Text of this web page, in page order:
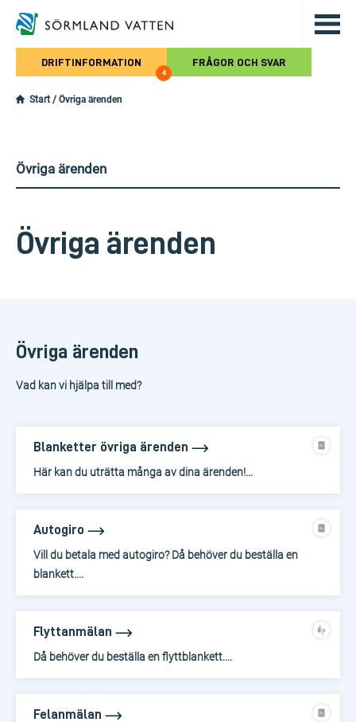
Hoppa till det huvudsakliga
DRIFTINFORMATION
4
FRÅGOR OCH SVAR
Start / Övriga ärenden
Övriga ärenden
Övriga ärenden
Övriga ärenden
Vad kan vi hjälpa till med?
Blanketter övriga ärenden
Här kan du uträtta många av dina ärenden!...
Autogiro
Vill du betala med autogiro? Då behöver du beställa en
blankett....
Flyttanmälan
Då behöver du beställa en flyttblankett....
Felanmälan